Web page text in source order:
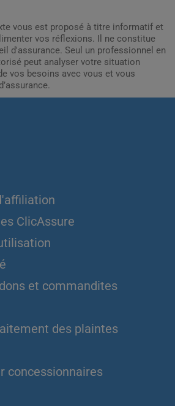
vous est proposé à titre informatif et
vos réflexions. Il ne constitue
d'assurance. Seul un professionnel en
peut analyser votre situation
vos besoins avec vous et vous
ClicAssure
et commandites
des plaintes
concessionnaires